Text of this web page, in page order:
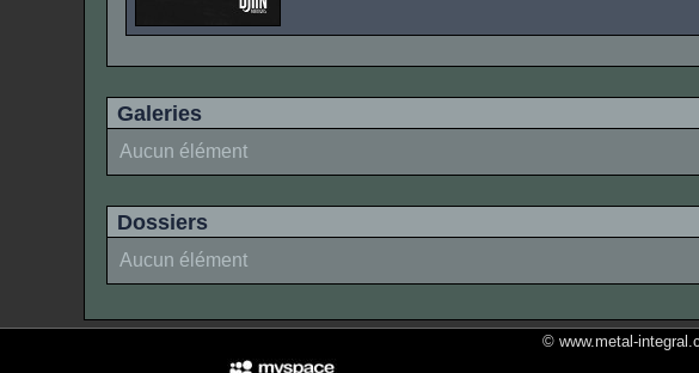
Galeries
Aucun élément
Dossiers
Aucun élément
© www.metal-